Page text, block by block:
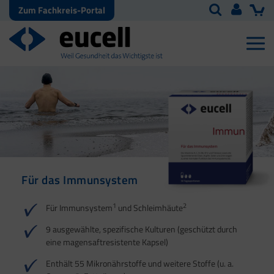
Zum Fachkreis-Portal
Für das Immunsystem
Für Immunsystem1 und Schleimhäute2
9 ausgewählte, spezifische Kulturen (geschützt durch
eine magensaftresistente Kapsel)
Enthält 55 Mikronährstoffe und weitere Stoffe (u. a.
Für Haut, Haare und
4
Für Ihre natürliche